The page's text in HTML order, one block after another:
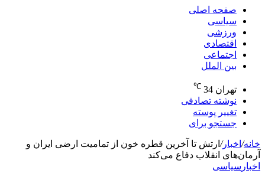
صفحه اصلی
سیاسی
ورزشی
اقتصادی
اجتماعی
بین الملل
تهران 34
℃
نوشته تصادفی
تغییر پوسته
جستجو برای
خانه/ اخبار/ ارتش تا آخرین قطره خون از تمامیت ارضی ایران و
آرمان‌های انقلاب دفاع می‌کند
اخبار سیاسی